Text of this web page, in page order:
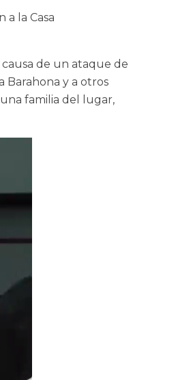
a la Casa
de un ataque de
Barahona y a otros
familia del lugar,